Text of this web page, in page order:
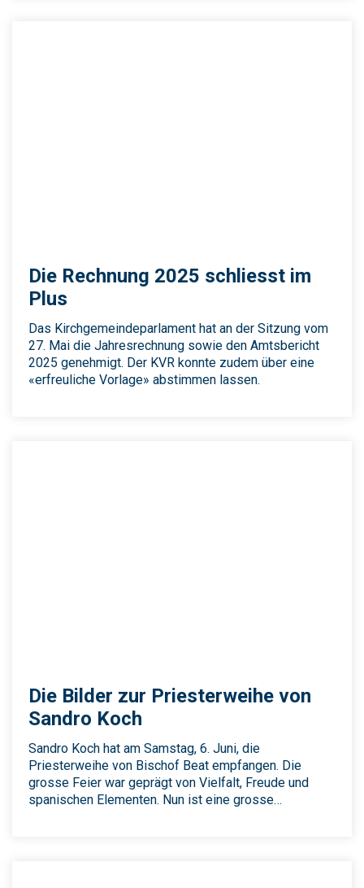
Die Rechnung 2025 schliesst im
Plus
Das Kirchgemeindeparlament hat an der Sitzung vom
27. Mai die Jahresrechnung sowie den Amtsbericht
2025 genehmigt. Der KVR konnte zudem über eine
«erfreuliche Vorlage» abstimmen lassen.
Die Bilder zur Priesterweihe von
Sandro Koch
Sandro Koch hat am Samstag, 6. Juni, die
Priesterweihe von Bischof Beat empfangen. Die
grosse Feier war geprägt von Vielfalt, Freude und
spanischen Elementen. Nun ist eine grosse…